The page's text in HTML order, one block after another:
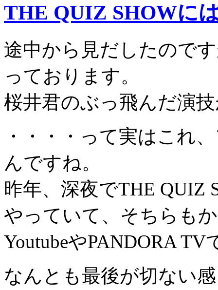
THE QUIZ SHOWに
途中から見だしたので
っております。
桜井君のぶっ飛んだ演
・・・・って実はこれ
んですね。
昨年、深夜でTHE QUIZ
やっていて、そちらも
YoutubeやPANDORA
なんとも最後が切ない